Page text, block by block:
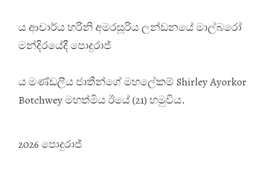
ය ආචාර්ය හරිනි අමරසූරිය ලන්ඩනයේ මාල්බරෝ
මන්දිරයේදී පොදුරාජ්
ය මණ්ඩලීය ජාතීන්ගේ මහලේකම් Shirley Ayorkor
Botchwey මහත්මිය ඊයේ (21) හමුවිය.
2026 පොදුරාජ්